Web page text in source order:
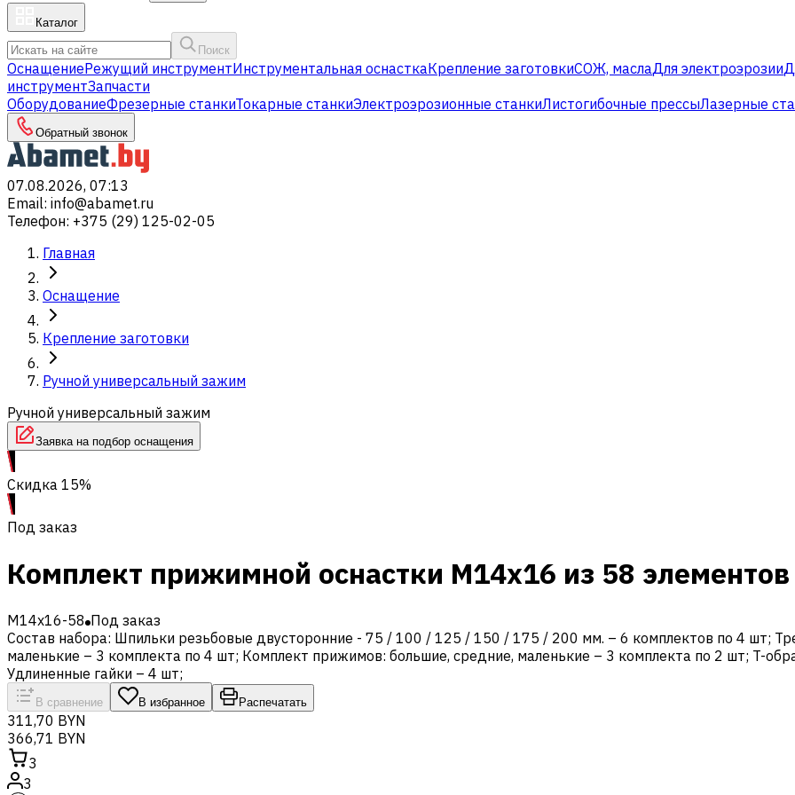
Каталог
Поиск
ОснащениеРежущий инструментИнструментальная оснасткаКрепление заготовкиСОЖ, маслаДля электроэрозии
инструментЗапчасти
ОборудованиеФрезерные станкиТокарные станкиЭлектроэрозионные станкиЛистогибочные прессыЛазерные
Обратный звонок
07.08.2026, 07:13
Email: info@abamet.ru
Телефон: +375 (29) 125-02-05
Главная
Оснащение
Крепление заготовки
Ручной универсальный зажим
Ручной универсальный зажим
Заявка на подбор оснащения
Скидка 15%
Под заказ
Комплект прижимной оснастки M14x16 из 58 элементов
M14x16-58 Под заказ
Состав набора: Шпильки резьбовые двусторонние - 75 / 100 / 125 / 150 / 175 / 200 мм. – 6 комплектов по 4 шт;
маленькие – 3 комплекта по 4 шт; Комплект прижимов: большие, средние, маленькие – 3 комплекта по 2 шт; T-
Удлиненные гайки – 4 шт;
В сравнение В избранное Распечатать
311,70 BYN
366,71 BYN
3
3